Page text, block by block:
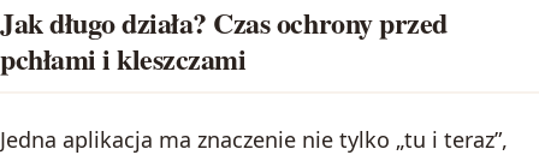
Jak długo działa? Czas ochrony przed
pchłami i kleszczami
Jedna aplikacja ma znaczenie nie tylko „tu i teraz”,